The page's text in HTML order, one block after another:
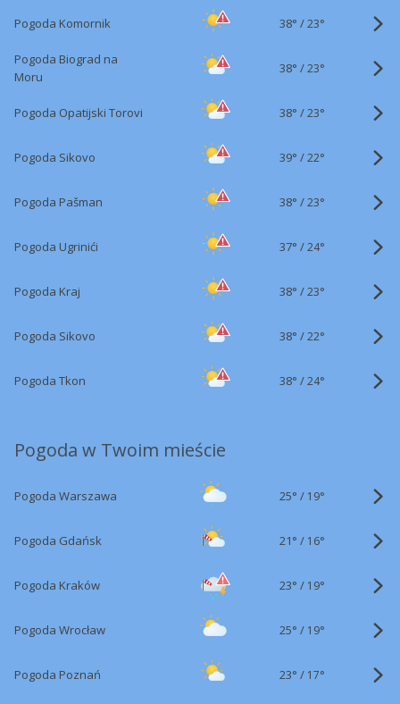
Pogoda Komornik 38° /23°
Pogoda Biograd na
Moru
38° /23°
Pogoda Opatijski Torovi 38° /23°
Pogoda Sikovo 39° /22°
Pogoda Pašman 38° /23°
Pogoda Ugrinići 37° /24°
Pogoda Kraj 38° /23°
Pogoda Sikovo 38° /22°
Pogoda Tkon 38° /24°
Pogoda w Twoim mieście
Pogoda Warszawa 25° / 19°
Pogoda Gdańsk 21° / 16°
Pogoda Kraków 23° / 19°
Pogoda Wrocław 25° / 19°
Pogoda Poznań 23° / 17°